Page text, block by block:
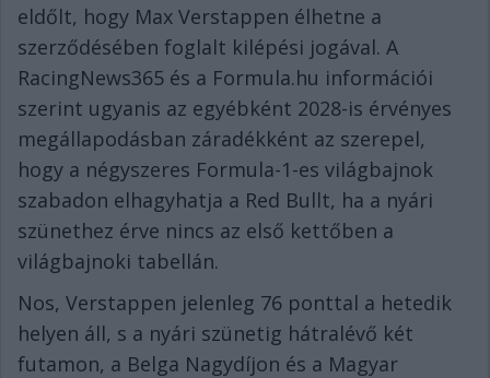
eldőlt, hogy Max Verstappen élhetne a
szerződésében foglalt kilépési jogával. A
RacingNews365 és a Formula.hu információi
szerint ugyanis az egyébként 2028-is érvényes
megállapodásban záradékként az szerepel,
hogy a négyszeres Formula-1-es világbajnok
szabadon elhagyhatja a Red Bullt, ha a nyári
szünethez érve nincs az első kettőben a
világbajnoki tabellán.
Nos, Verstappen jelenleg 76 ponttal a hetedik
helyen áll, s a nyári szünetig hátralévő két
futamon, a Belga Nagydíjon és a Magyar